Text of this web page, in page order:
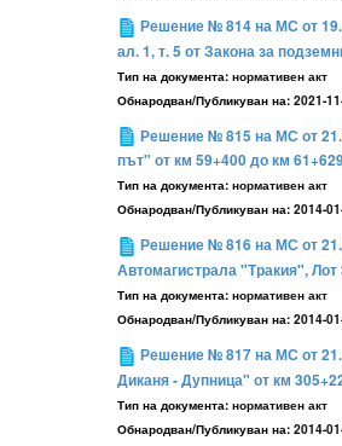
Решение № 814 на МС от
ал. 1, т. 5 от Закона за
Тип на документа: нормативен акт
Обнародван/Публикуван на: 2021-
Решение № 815 на МС от
път" от км 59+400 до км
Тип на документа: нормативен акт
Обнародван/Публикуван на: 2014-
Решение № 816 на МС от
Автомагистрала "Тракия",
Тип на документа: нормативен акт
Обнародван/Публикуван на: 2014-
Решение № 817 на МС от
Диканя - Дупница" от км
Тип на документа: нормативен акт
Обнародван/Публикуван на: 2014-